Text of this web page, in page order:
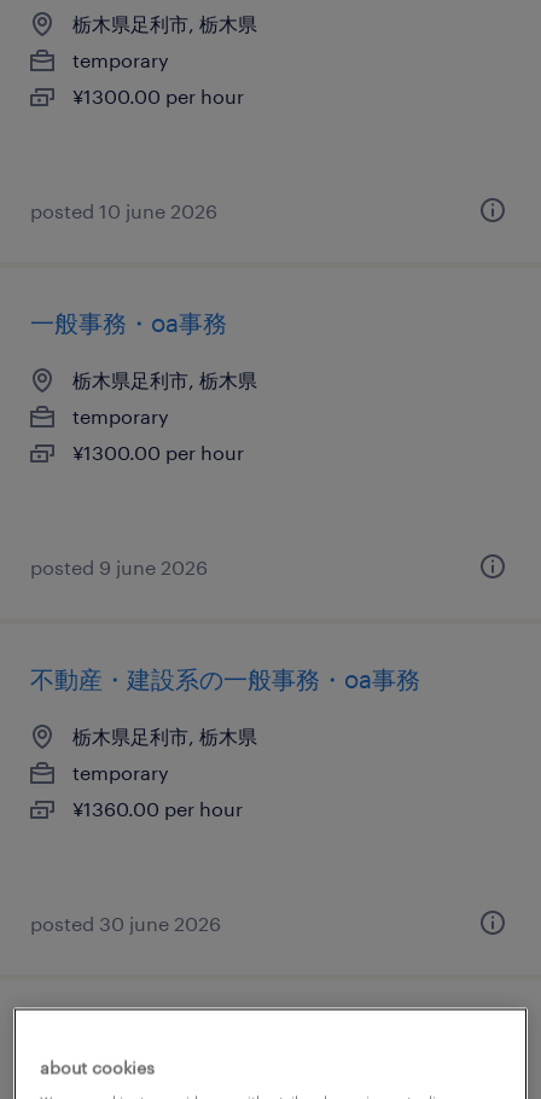
栃木県足利市, 栃木県
temporary
¥1300.00 per hour
posted 10 june 2026
一般事務・oa事務
栃木県足利市, 栃木県
temporary
¥1300.00 per hour
posted 9 june 2026
不動産・建設系の一般事務・oa事務
栃木県足利市, 栃木県
temporary
¥1360.00 per hour
posted 30 june 2026
栃木県足利市, 栃木県
about cookies